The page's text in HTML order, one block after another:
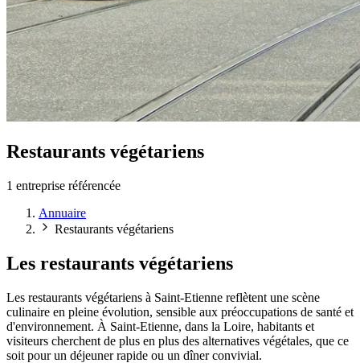
Restaurants végétariens
1 entreprise référencée
Annuaire
Restaurants végétariens
Les restaurants végétariens
Les restaurants végétariens à Saint-Etienne reflètent une scène
culinaire en pleine évolution, sensible aux préoccupations de santé et
d'environnement. À Saint-Etienne, dans la Loire, habitants et
visiteurs cherchent de plus en plus des alternatives végétales, que ce
soit pour un déjeuner rapide ou un dîner convivial.